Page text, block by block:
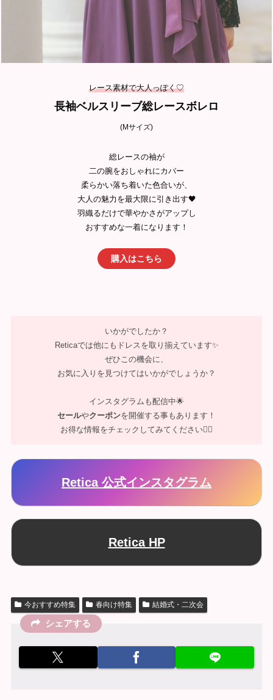
レース素材で大人っぽく♡
長袖ベルスリーブ総レースボレロ
(Mサイズ)
総レースの袖が
二の腕をおしゃれにカバー
柔らかい落ち着いた色合いが、
大人の魅力を最大限に引き出す🖤
羽織るだけで華やかさがアップし
おすすめな一着になります！
購入はこちら
いかがでしたか？
Reticaでは他にもドレスを取り揃えています✨
ぜひこの機会に、
お気に入りを見つけてはいかがでしょうか？
インスタグラムも配信中🌟
セールやクーポンを開催する事もあります！
お得な情報をチェックしてみてください💁‍♀️
Retica 公式インスタグラム
Retica HP
今おすすめ特集 春向け特集 結婚式・二次会
シェアする